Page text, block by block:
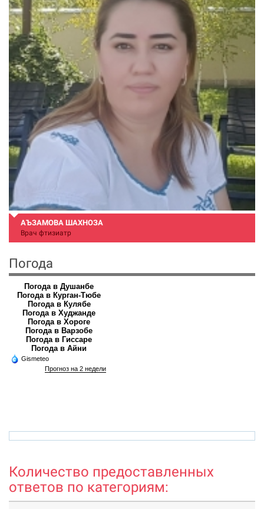
АЪЗАМОВА ШАХНОЗА
Врач фтизиатр
Погода
Погода в Душанбе
Погода в Курган-Тюбе
Погода в Кулябе
Погода в Худжанде
Погода в Хороге
Погода в Варзобе
Погода в Гиссаре
Погода в Айни
Gismeteo
Прогноз на 2 недели
Количество предоставленных
ответов по категориям: